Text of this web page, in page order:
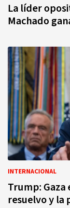
La líder
Machado
INTERNACIONAL
Trump: Gaza
resuelvo y la